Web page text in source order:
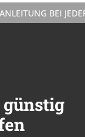
BEI JEDER